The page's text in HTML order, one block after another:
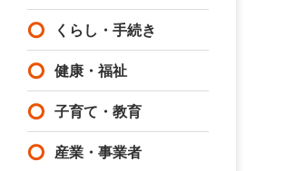
くらし・手続き
健康・福祉
子育て・教育
産業・事業者